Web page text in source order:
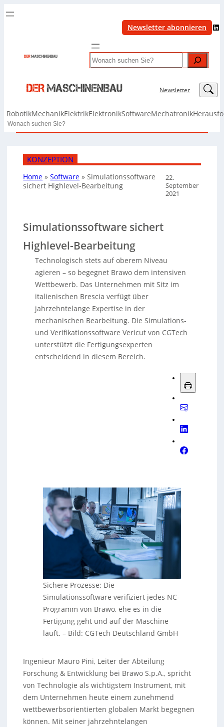
Newsletter abonnieren LinkedIn
Search
Newsletter LinkedIn
RobotikMechanikElektrikElektronikSoftwareMechatronik
Search
KONZEPTION
Home »Software »Simulationssoftware
sichert Highlevel-Bearbeitung
22.
September
2021
Simulationssoftware sichert
Highlevel-Bearbeitung
Technologisch stets auf oberem Niveau
agieren – so begegnet Brawo dem intensiven
Wettbewerb. Das Unternehmen mit Sitz im
italienischen Brescia verfügt über
jahrzehntelange Expertise in der
mechanischen Bearbeitung. Die Simulations-
und Verifikationssoftware Vericut von CGTech
unterstützt die Fertigungsexperten
entscheidend in diesem Bereich.
Sichere Prozesse: Die
Simulationssoftware verifiziert jedes NC-
Programm von Brawo, ehe es in die
Fertigung geht und auf der Maschine
läuft.– Bild: CGTech Deutschland GmbH
Ingenieur Mauro Pini, Leiter der Abteilung
Forschung & Entwicklung bei Brawo S.p.A., spricht
von Technologie als wichtigstem Instrument, mit
dem Unternehmen heute einem zunehmend
wettbewerbsorientierten globalen Markt begegnen
können. Mit seiner jahrzehntelangen